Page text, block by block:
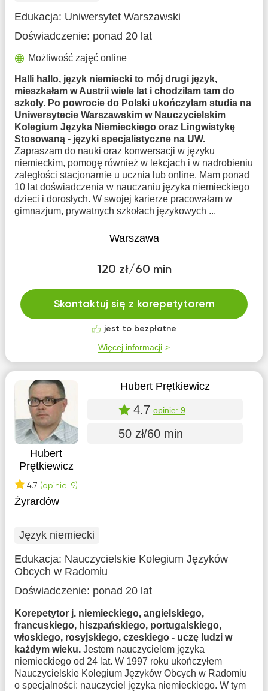
Edukacja: Uniwersytet Warszawski
Doświadczenie: ponad 20 lat
Możliwość zajęć online
Halli hallo, język niemiecki to mój drugi język,
mieszkałam w Austrii wiele lat i chodziłam tam do
szkoły. Po powrocie do Polski ukończyłam studia na
Uniwersytecie Warszawskim w Nauczycielskim
Kolegium Języka Niemieckiego oraz Lingwistykę
Stosowaną - języki specjalistyczne na UW.
Zapraszam do nauki oraz konwersacji w języku
niemieckim, pomogę również w lekcjach i w nadrobieniu
zaległości stacjonarnie u ucznia lub online. Mam ponad
10 lat doświadczenia w nauczaniu języka niemieckiego
dzieci i dorosłych. W swojej karierze pracowałam w
gimnazjum, prywatnych szkołach językowych ...
Warszawa
120 zł/60 min
Skontaktuj się z korepetytorem
jest to bezpłatne
Więcej informacji
Hubert
Prętkiewicz
4.7 (opinie: 9)
Hubert Prętkiewicz
4.7 opinie: 9
50 zł/60 min
Żyrardów
Język niemiecki
Edukacja: Nauczycielskie Kolegium Języków
Obcych w Radomiu
Doświadczenie: ponad 20 lat
Korepetytor j. niemieckiego, angielskiego,
francuskiego, hiszpańskiego, portugalskiego,
włoskiego, rosyjskiego, czeskiego - uczę ludzi w
każdym wieku. Jestem nauczycielem języka
niemieckiego od 24 lat. W 1997 roku ukończyłem
Nauczycielskie Kolegium Języków Obcych w Radomiu
o specjalności: nauczyciel języka niemieckiego. W tym